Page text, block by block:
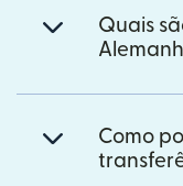
Quais
Como